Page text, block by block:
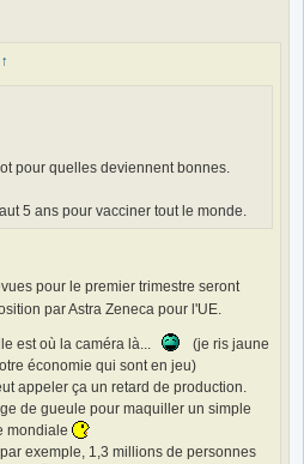
↑
pour quelles deviennent bonnes.
5 ans pour vacciner tout le monde.
pour le premier trimestre seront
par Astra Zeneca pour l'UE.
est où la caméra là...
(je ris jaune
économie qui sont en jeu)
appeler ça un retard de production.
de gueule pour maquiller un simple
mondiale
exemple, 1,3 millions de personnes